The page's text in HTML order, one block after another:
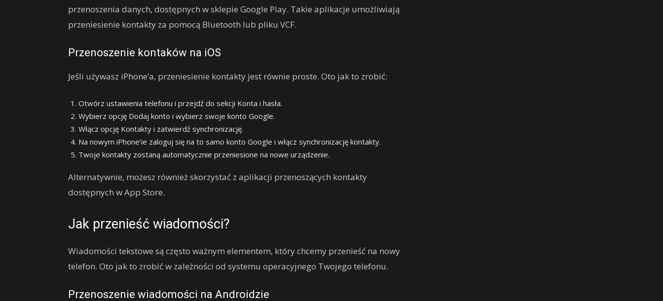
przenoszenia danych, dostępnych w sklepie Google Play. Takie aplikacje umożliwiają
przeniesienie kontakty za pomocą Bluetooth lub pliku VCF.
Przenoszenie kontaków na iOS
Jeśli używasz iPhone’a, przeniesienie kontakty jest równie proste. Oto jak to zrobić:
Otwórz ustawienia telefonu i przejdź do sekcji Konta i hasła.
Wybierz opcję Dodaj konto i wybierz swoje konto Google.
Włącz opcję Kontakty i zatwierdź synchronizację.
Na nowym iPhone’ie zaloguj się na to samo konto Google i włącz synchronizację kontakty.
Twoje kontakty zostaną automatycznie przeniesione na nowe urządzenie.
Alternatywnie, możesz również skorzystać z aplikacji przenoszących kontakty
dostępnych w App Store.
Jak przenieść wiadomości?
Wiadomości tekstowe są często ważnym elementem, który chcemy przenieść na nowy
telefon. Oto jak to zrobić w zależności od systemu operacyjnego Twojego telefonu.
Przenoszenie wiadomości na Androidzie